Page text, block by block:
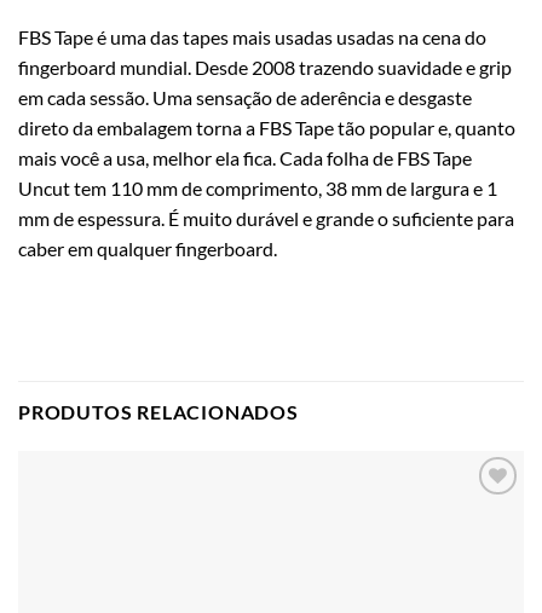
FBS Tape é uma das tapes mais usadas usadas na cena do
fingerboard mundial. Desde 2008 trazendo suavidade e grip
em cada sessão. Uma sensação de aderência e desgaste
direto da embalagem torna a FBS Tape tão popular e, quanto
mais você a usa, melhor ela fica. Cada folha de FBS Tape
Uncut tem 110 mm de comprimento, 38 mm de largura e 1
mm de espessura. É muito durável e grande o suficiente para
caber em qualquer fingerboard.
PRODUTOS RELACIONADOS